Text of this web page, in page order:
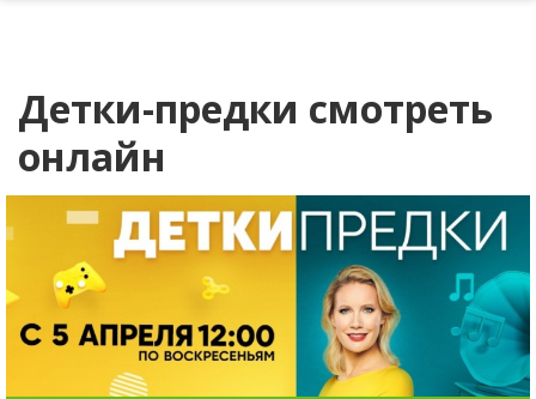
Детки-предки смотреть
онлайн